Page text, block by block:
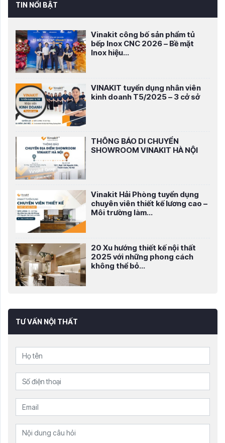
TIN NỔI BẬT
Vinakit công bố sản phẩm tủ
bếp Inox CNC 2026 – Bề mặt
Inox hiệu...
VINAKIT tuyển dụng nhân viên
kinh doanh T5/2025 – 3 cở sở
THÔNG BÁO DI CHUYỂN
SHOWROOM VINAKIT HÀ NỘI
Vinakit Hải Phòng tuyển dụng
chuyên viên thiết kế lương cao –
Môi trường làm...
20 Xu hướng thiết kế nội thất
2025 với những phong cách
không thể bỏ...
TƯ VẤN NỘI THẤT